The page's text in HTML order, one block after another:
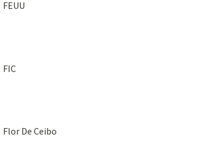
FEUU
FIC
Flor De Ceibo